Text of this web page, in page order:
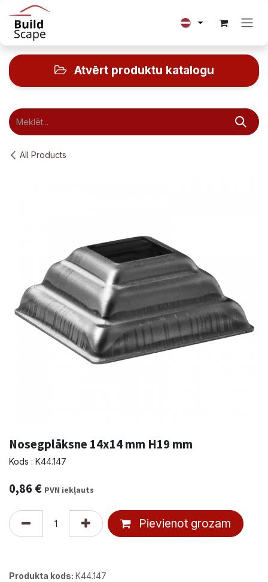
Skip to Content
Atvērt produktu katalogu
All Products
Nosegplāksne 14x14 mm H19 mm
Kods : K44.147
0,86 € PVN iekļauts
Pievienot grozam
Produkta kods: K44.147